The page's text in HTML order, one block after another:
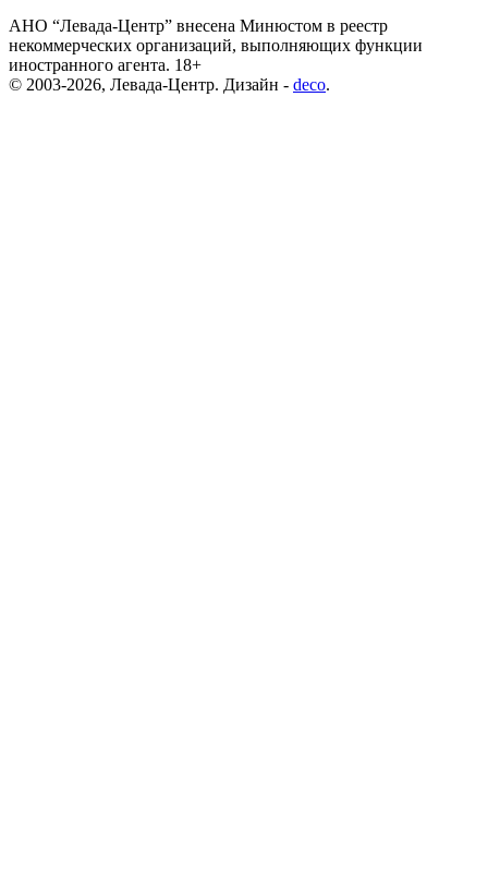
АНО “Левада-Центр” внесена Минюстом в реестр
некоммерческих организаций, выполняющих функции
иностранного агента. 18+
© 2003-2026, Левада-Центр. Дизайн - deco.